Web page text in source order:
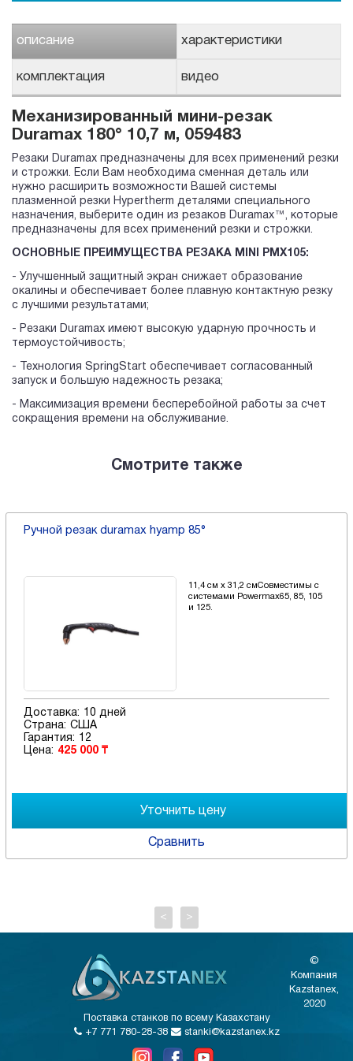
описание характеристики
комплектация видео
Механизированный мини-резак
Duramax 180° 10,7 м, 059483
Резаки Duramax предназначены для всех применений резки
и строжки. Если Вам необходима сменная деталь или
нужно расширить возможности Вашей системы
плазменной резки Hypertherm деталями специального
назначения, выберите один из резаков Duramax™, которые
предназначены для всех применений резки и строжки.
ОСНОВНЫЕ ПРЕИМУЩЕСТВА РЕЗАКА MINI PMX105:
- Улучшенный защитный экран снижает образование
окалины и обеспечивает более плавную контактную резку
с лучшими результатами;
- Резаки Duramax имеют высокую ударную прочность и
термоустойчивость;
- Технология SpringStart обеспечивает согласованный
запуск и большую надежность резака;
- Максимизация времени бесперебойной работы за счет
сокращения времени на обслуживание.
Смотрите также
Ручной резак powermax air t30 с углом
резка металла
мм
Доставка:
Цена:
< >
©
Компания
Kazstanex,
2020
Поставка станков по всему Казахстану
+7 771 780-28-38
stanki@kazstanex.kz